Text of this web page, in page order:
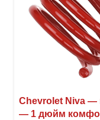
Chevrolet Niva —
— 1 дюйм